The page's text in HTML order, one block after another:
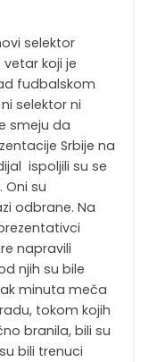
selektor
koji je
fudbalskom
selektor ni
smeju da
Srbije na
ispoljili su se
Oni su
odbrane. Na
napravili
njih su bile
minuta meča
tokom kojih
branila, bili su
bili trenuci